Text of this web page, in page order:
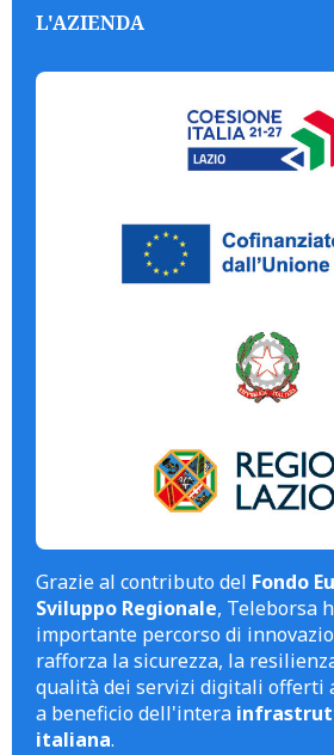
L'AZIENDA
Grazie al contributo del Fondo
Sviluppo Regionale, Teleborsa
importante percorso di
rafforza la sicurezza, la
qualità dei servizi digitali
a beneficio dell'intera
italiana.